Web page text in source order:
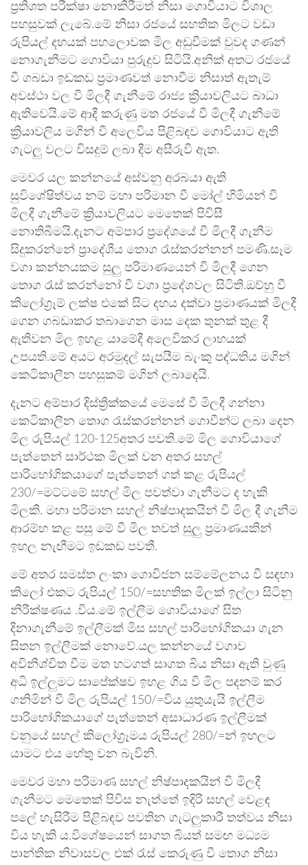
ප්‍රතිශත පරීක්ෂා නොකිරීමත් නිසා ගොවියාට විශාල
පහසුවක් ලැබේ.මේ නිසා රජයේ සහතික මිලට වඩා
රුපියල් දහයක් පහලොවක මිල අඩුවීමක් වුවද ගණන්
නොගැනීමට ගොවියා පුරුදුව සිටියි.අනික් අතට රජයේ
වී ගබඩා ඉඩකඩ ප්‍රමාණවත් නොවීම නිසාත් ඇතැම්
අවස්ථා වල වී මිලදී ගැනීමේ රාජ්‍ය ක්‍රියාවලියට බාධා
ඇතිවෙයි.මේ ආදී කරුණු මත රජයේ වී මිලදී ගැනීමේ
ක්‍රියාවලිය මගින් වී අලෙවිය පිළිබඳව ගොවියාට ඇති
ගැටලු වලට විසදුම් ලබා දීම අසීරුවී ඇත.
මෙවර යල කන්නයේ අස්වනු අරබයා ඇති
සුවිශේෂිත්වය නම් මහා පරිමාන වී මෝල් හිමියන් වී
මිලදී ගැනීමේ ක්‍රියාවලියට මෙතෙක් පිවිසී
නොතිබීමයි.දැනට අම්පාර ප්‍රදේශයේ වී මිලදී ගැනීම
සිදුකරන්නේ ප්‍රාදේශීය තොග රැස්කරන්නන් පමණි.සෑම
වගා කන්නයකම සුලු පරිමාණයෙන් වී මිලදී ගෙන
තොග රැස් කරන්නෝ වී වගා ප්‍රදේශවල සිටිති.ඔව්හු වී
කිලෝග්‍රෑම් ලක්ෂ එකේ සිට දහය දක්වා ප්‍රමාණයක් මිලදී
ගෙන ගබඩාකර තබාගෙන මාස දෙක තුනක් තුළ දී
ඇතිවන මිල ඉහළ යාමේදී අලෙවිකර ලාභයක්
උපයති.මේ අයට අරමුදල් සැපයීම බැංකු පද්ධතිය මගින්
කෙටිකාලීන පහසුකම් මගින් ලබාදෙයි.
දැනට අම්පාර දිස්ත්‍රික්කයේ මෙසේ වී මිලදී ගන්නා
කෙටිකාලීන තොග රැස්කරන්නන් ගොවීන්ට ලබා දෙන
මිල රුපියල් 120-125අතර පවතී.මේ මිල ගොවියාගේ
පැත්තෙන් සාර්ථක මිලක් වන අතර සහල්
පාරිභෝගිකයාගේ පැත්තෙන් ගත් කළ රුපියල්
230/=මට්ටමේ සහල් මිල පවත්වා ගැනීමට ද හැකි
මිලකි. මහා පරිමාන සහල් නිෂ්පාදකයින් වී මිල දී ගැනීම
ආරම්භ කළ පසු මේ වී මිල තවත් සුලු ප්‍රමාණයකින්
ඉහල නැඟීමට ඉඩකඩ පවතී.
මේ අතර සමස්ත ලංකා ගොවිජන සම්මේලනය වී සඳහා
කිලෝ එකට රුපියල් 150/=සහතික මිලක් ඉල්ලා සිටිනු
නිරීක්ෂණය .විය.මේ ඉල්ලීම ගොවියාගේ සිත
දිනාගැනීමේ ඉල්ලීමක් මිස සහල් පාරිභෝගිකයා ගැන
සිතන ඉල්ලීමක් නොවේ.යල කන්නයේ වගාව
අවිනිශ්චිත වීම මත හටගත් සාගත බිය නිසා ඇති වුණු
අධි ඉල්ලුමට සාපේක්ෂව ඉහළ ගිය වී මිල පදනම් කර
ගනිමින් වී මිල රුපියල් 150/=විය යුතුයැයි ඉල්ලීම
පාරිභෝගිකයාගේ පැත්තෙන් අසාධාරණ ඉල්ලීමක්
වනුයේ සහල් කිලෝග්‍රෑමය රුපියල් 280/=න් ඉහලට
යාමට එය හේතු වන බැවිනි.
මෙවර මහා පරිමාණ සහල් නිෂ්පාදකයින් වී මිලදී
ගැනීමට මෙතෙක් පිවිස නැත්තේ ඉදිරි සහල් වෙළඳ
පලේ හැසිරීම පිළිබඳව පවතින ගැටලුකාරී තත්වය නිසා
විය හැකි ය.විශේෂයෙන් සාගත බියත් සමඟ මධ්‍යම
පාන්තික නිවාසවල එක්‍ රැස් කෙරුණු වී තොග නිසා